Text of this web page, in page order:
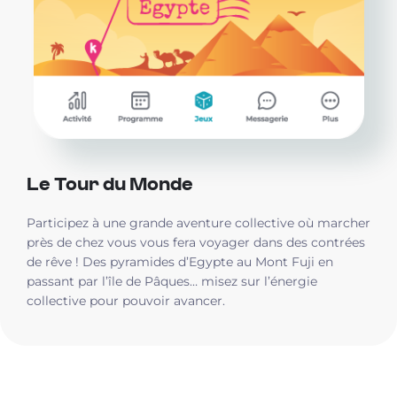
Le Tour du Monde
Participez à une grande aventure collective où marcher
près de chez vous vous fera voyager dans des contrées
de rêve ! Des pyramides d’Egypte au Mont Fuji en
passant par l’île de Pâques… misez sur l’énergie
collective pour pouvoir avancer.